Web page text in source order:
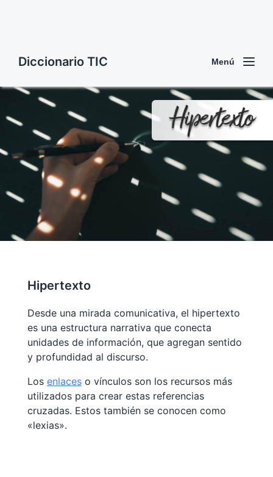
Diccionario TIC Menú
Hipertexto
Desde una mirada comunicativa, el hipertexto
es una estructura narrativa que conecta
unidades de información, que agregan sentido
y profundidad al discurso.
Los enlaceso vínculos son los recursos más
utilizados para crear estas referencias
cruzadas. Estos también se conocen como
«lexias».